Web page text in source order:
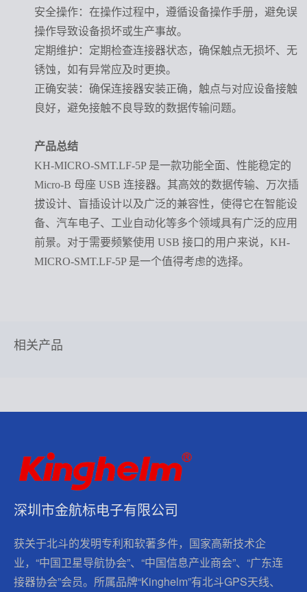
安全操作：在操作过程中，遵循设备操作手册，避免误
操作导致设备损坏或生产事故。
定期维护 ：定期检查连接器状态，确保触点无损坏、无
锈蚀，如有异常应及时更换。
正确安装：确保连接器安装正确，触点与对应设备接触
良好，避免接触不良导致的数据传输问题。
产品总结
KH-MICRO-SMT.LF-5P 是一款功能全面、性能稳定的
Micro-B 母座 USB 连接器。其高效的数据传输、万次插
拔设计、盲插设计以及广泛的兼容性，使得它在智能设
备、汽车电子、工业自动化等多个领域具有广泛的应用
前景。对于需要频繁使用 USB 接口的用户来说，KH-
MICRO-SMT.LF-5P 是一个值得考虑的选择。
相关产品
深圳市金航标电子有限公司
获关于北斗的发明专利和软著多件，国家高新技术企
业，“中国卫星导航协会”、“中国信息产业商会”、“广东连
接器协会”会员。所属品牌“Kinghelm”有北斗GPS天线、